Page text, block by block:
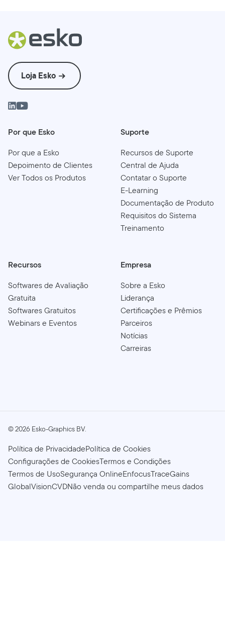
Loja Esko
Por que Esko
Por que a Esko
Depoimento de Clientes
Ver Todos os Produtos
Suporte
Recursos de Suporte
Central de Ajuda
Contatar o Suporte
E-Learning
Documentação de Produto
Requisitos do Sistema
Treinamento
Recursos
Softwares de Avaliação
Gratuita
Softwares Gratuitos
Webinars e Eventos
Empresa
Sobre a Esko
Liderança
Certificações e Prêmios
Parceiros
Notícias
Carreiras
©2026 Esko-Graphics BV.
Política de PrivacidadePolítica de Cookies
Configurações de CookiesTermos e Condições
Termos de UsoSegurança OnlineEnfocusTraceGains
GlobalVisionCVDNão venda ou compartilhe meus dados